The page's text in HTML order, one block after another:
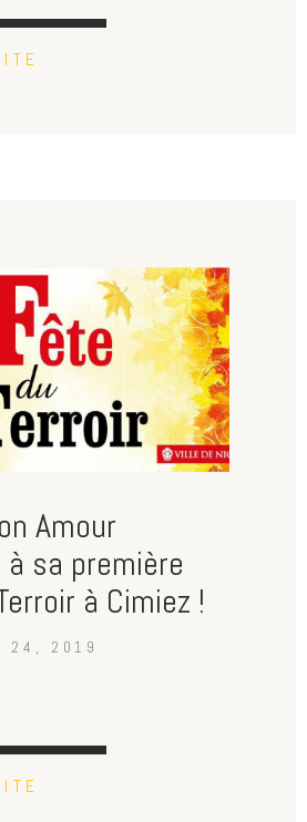
Amour
sa première
à Cimiez !
24, 2019